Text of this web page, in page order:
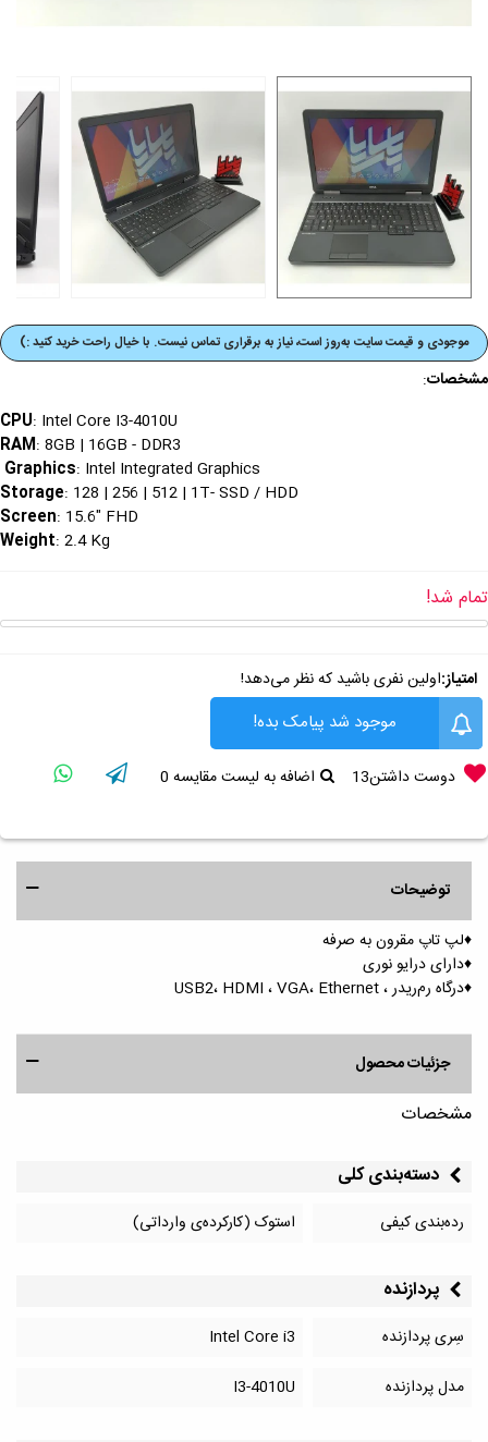
موجودی و قیمت‌ سایت به‌روز است، نیاز به برقراری تماس نیست. با خیال راحت خرید کنید :)
مشخصات:
CPU: Intel Core I3-4010U
RAM: 8GB | 16GB - DDR3
Graphics: Intel Integrated Graphics
: 128 | 256 | 512 | 1T- SSD / HDD
Screen: 15.6" FHD
Weight: 2.4 Kg
تمام شد!
امتیاز:اولین نفری باشید که نظر می‌دهد!
موجود شد پیامک بده!
دوست داشتن13 اضافه به لیست مقایسه 0
توضیحات
♦️لپ تاپ مقرون به صرفه
♦️دارای درایو نوری
♦️درگاه رم‌ریدر ، USB2، HDMI ، VGA، Ethernet
جزئیات محصول
مشخصات
دسته‌بندی کلی
رده‌بندی کیفی استوک (کارکرده‌ی وارداتی)
پردازنده
سِری پردازنده
Intel Core i3
مدل پردازنده
I3-4010U